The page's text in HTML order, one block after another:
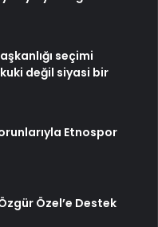
seçimi
değil siyasi bir
Etnospor
Özel’e Destek